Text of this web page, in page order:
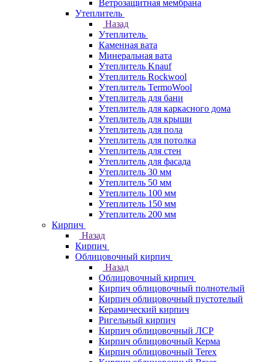
Ветрозащитная мембрана
Утеплитель
Назад
Утеплитель
Каменная вата
Минеральная вата
Утеплитель Knauf
Утеплитель Rockwool
Утеплитель TermoWool
Утеплитель для бани
Утеплитель для каркасного дома
Утеплитель для крыши
Утеплитель для пола
Утеплитель для потолка
Утеплитель для стен
Утеплитель для фасада
Утеплитель 30 мм
Утеплитель 50 мм
Утеплитель 100 мм
Утеплитель 150 мм
Утеплитель 200 мм
Кирпич
Назад
Кирпич
Облицовочный кирпич
Назад
Облицовочный кирпич
Кирпич облицовочный полнотелый
Кирпич облицовочный пустотелый
Керамический кирпич
Ригельный кирпич
Кирпич облицовочный ЛСР
Кирпич облицовочный Керма
Кирпич облицовочный Terex